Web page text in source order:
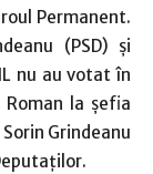
Permanent.
(PSD) şi
nu au votat în
la şefia
Grindeanu